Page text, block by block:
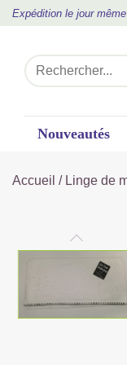
Expédition le jour
Nouveautés
Accueil / Linge de